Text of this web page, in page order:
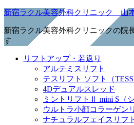
新宿ラクル美容外科クリニック 山
新宿ラクル美容外科クリニックの院
す
リフトアップ・若返り
アルテミスリフト
テスリフト ソフト（
4Dデュアルスレッド
ミントリフトⅡ mini S（
ウルトラ小顔コラーゲン
ナチュラルフェイスリフト